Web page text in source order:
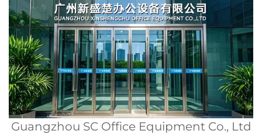
Guangzhou SC Office Equipment Co., Ltd